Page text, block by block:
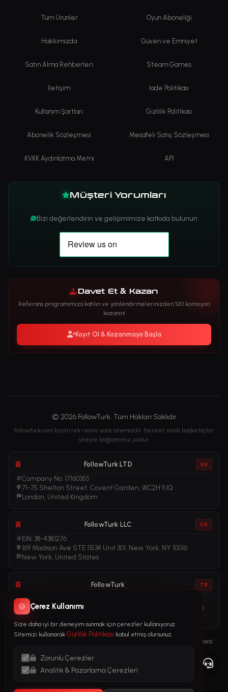
Tüm Ürünler Oyun Aboneliği
Hakkımızda Güven ve Emniyet
Satın Alma Rehberleri Steam Games
İletişim İade Politikası
Kullanım Şartları Gizlilik Politikası
Abonelik Sözleşmesi Mesafeli Satış Sözleşmesi
KVKK Aydınlatma Metni API
Müşteri Yorumları
Bizi değerlendirin ve gelişimimize katkıda bulunun
Davet Et & Kazan
Referans programımıza katılın ve yönlendirmelerinizden %10 komisyon
kazanın!
Kayıt Ol & Kazanmaya Başla
© 2026 FollowTurk. Tüm Hakları Saklıdır
followturk.com bizim tek resmi web sitemizdir. Benzer isimli başka hiçbir
siteyle bağlantımız yoktur.
FollowTurk LTD UK
Company No. 17160355
71-75 Shelton Street, Covent Garden, WC2H 9JQ
London, United Kingdom
FollowTurk LLC US
EIN: 38-4381276
169 Madison Ave STE 11534 Unit 301, New York, NY 10016
New York, United States
FollowTurk TR
Vergi No: 611281456
Adalet Mah. Manas Blv. Folkart Towers No: 39 İç Kapı No: 3408
İzmir, Türkiye
Abonelik Sözleşmesi
Kara Para Aklama ile Mücadele (AML) Politikası
🍪 Çerez Kullanımı
Size daha iyi bir deneyim sunmak için çerezler kullanıyoruz.
Sitemizi kullanarak Gizlilik Politikası kabul etmiş olursunuz.
Zorunlu Çerezler
Analitik & Pazarlama Çerezleri